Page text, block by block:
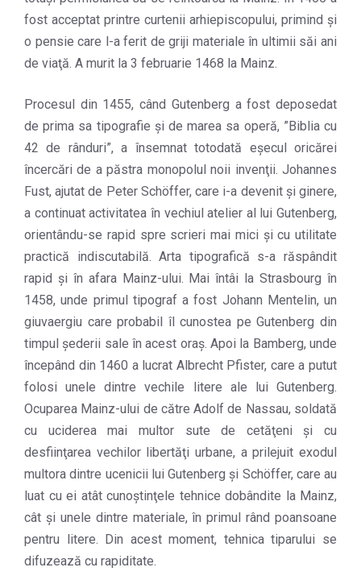
fost acceptat printre curtenii arhiepiscopului, primind şi
o pensie care l-a ferit de griji materiale în ultimii săi ani
de viaţă. A murit la 3 februarie 1468 la Mainz.
Procesul din 1455, când Gutenberg a fost deposedat
de prima sa tipografie şi de marea sa operă, ”Biblia cu
42 de rânduri”, a însemnat totodată eşecul oricărei
încercări de a păstra monopolul noii invenţii. Johannes
Fust, ajutat de Peter Schöffer, care i-a devenit şi ginere,
a continuat activitatea în vechiul atelier al lui Gutenberg,
orientându-se rapid spre scrieri mai mici şi cu utilitate
practică indiscutabilă. Arta tipografică s-a răspândit
rapid şi în afara Mainz-ului. Mai întâi la Strasbourg în
1458, unde primul tipograf a fost Johann Mentelin, un
giuvaergiu care probabil îl cunostea pe Gutenberg din
timpul şederii sale în acest oraş. Apoi la Bamberg, unde
începând din 1460 a lucrat Albrecht Pfister, care a putut
folosi unele dintre vechile litere ale lui Gutenberg.
Ocuparea Mainz-ului de către Adolf de Nassau, soldată
cu uciderea mai multor sute de cetăţeni şi cu
desfiinţarea vechilor libertăţi urbane, a prilejuit exodul
multora dintre ucenicii lui Gutenberg şi Schöffer, care au
luat cu ei atât cunoştinţele tehnice dobândite la Mainz,
cât şi unele dintre materiale, în primul rând poansoane
pentru litere. Din acest moment, tehnica tiparului se
difuzează cu rapiditate.